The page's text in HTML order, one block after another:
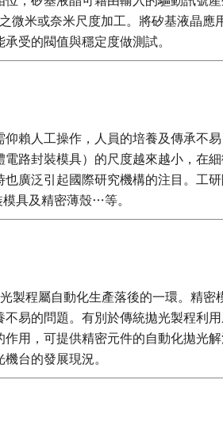
微米或奈米尺度加工。將矽基液晶
受的閥值與穩定度做測試。
賴人工操作，人員的培養及傳承不
路封裝模具）的尺度越來越小，在
廣泛引起國際研究機構的注目。工
具及精密薄殼…等。
程屬自動化生產落後的一環。精密
易的問題。有別於傳統拋光製程利
用，可提供精密元件的自動化拋光
台的發展現況。